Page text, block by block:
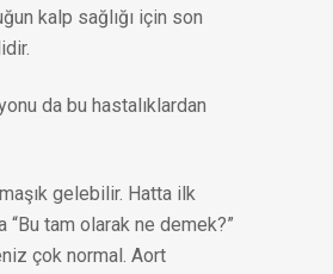
kalp sağlığı için son
da bu hastalıklardan
gelebilir. Hatta ilk
“Bu tam olarak ne demek?”
çok normal. Aort